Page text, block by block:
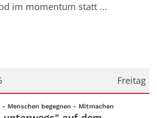
im momentum statt ...
Freitag
2026
Menschen begegnen - Mitmachen